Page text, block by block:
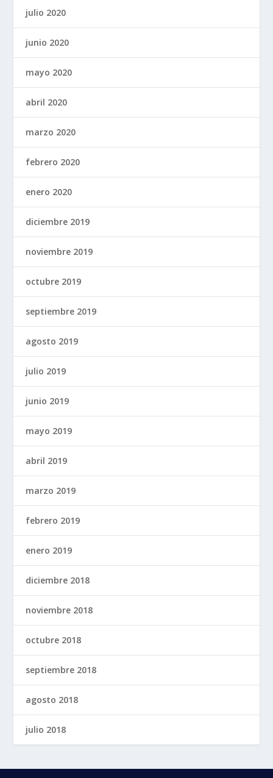
julio 2020
junio 2020
mayo 2020
abril 2020
marzo 2020
febrero 2020
enero 2020
diciembre 2019
noviembre 2019
octubre 2019
septiembre 2019
agosto 2019
julio 2019
junio 2019
mayo 2019
abril 2019
marzo 2019
febrero 2019
enero 2019
diciembre 2018
noviembre 2018
octubre 2018
septiembre 2018
agosto 2018
julio 2018